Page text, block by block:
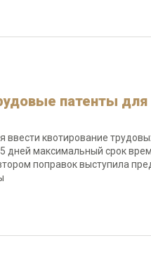
патенты для
ввести квотирование
дней максимальный срок
поправок выступила